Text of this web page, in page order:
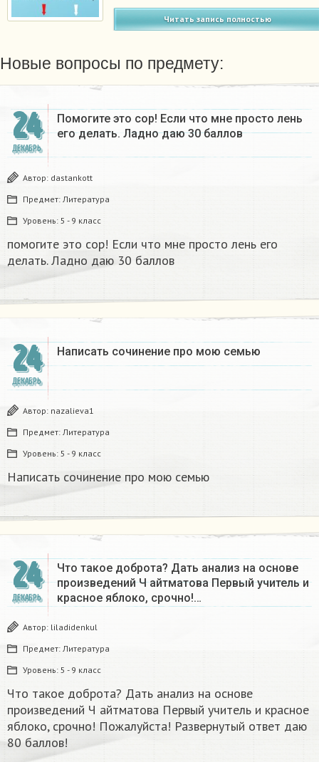
Читать запись полностью
Новые вопросы по предмету:
24
ДЕКАБРЬ
Помогите это сор! Если что мне просто лень
его делать. Ладно даю 30 баллов​
Автор: dastankott
Предмет: Литература
Уровень: 5 - 9 класс
помогите это сор! Если что мне просто лень его
делать. Ладно даю 30 баллов​
24
ДЕКАБРЬ
Написать сочинение про мою семью ​
Автор: nazalieva1
Предмет: Литература
Уровень: 5 - 9 класс
Написать сочинение про мою семью ​
24
ДЕКАБРЬ
Что такое доброта? Дать анализ на основе
произведений Ч айтматова Первый учитель и
красное яблоко, срочно!…
Автор: liladidenkul
Предмет: Литература
Уровень: 5 - 9 класс
Что такое доброта? Дать анализ на основе
произведений Ч айтматова Первый учитель и красное
яблоко, срочно! Пожалуйста! Развернутый ответ даю
80 баллов!